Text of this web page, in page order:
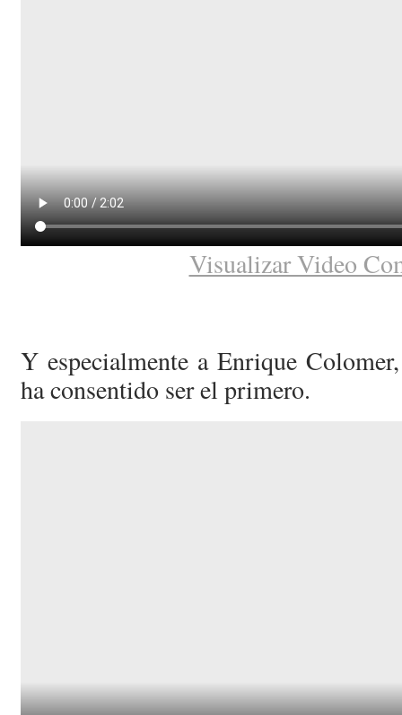
Visualizar Video
Y especialmente a Enrique
ha consentido ser el primero.